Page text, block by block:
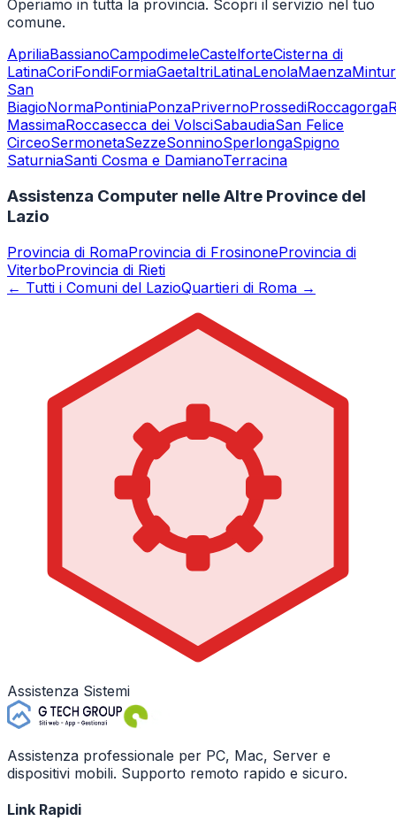
Operiamo in tutta la provincia. Scopri il servizio nel tuo
comune.
ApriliaBassianoCampodimeleCastelforteCisterna di
LatinaCoriFondiFormiaGaetaItriLatinaLenolaMaenza
San
BiagioNormaPontiniaPonzaPrivernoProssediRoccagorga
MassimaRoccasecca dei VolsciSabaudiaSan Felice
CirceoSermonetaSezzeSonninoSperlongaSpigno
SaturniaSanti Cosma e DamianoTerracina
Assistenza Computer nelle Altre Province del
Lazio
Provincia di RomaProvincia di FrosinoneProvincia di
ViterboProvincia di Rieti
← Tutti i Comuni del LazioQuartieri di Roma →
Assistenza Sistemi
Assistenza professionale per PC, Mac, Server e
dispositivi mobili. Supporto remoto rapido e sicuro.
Link Rapidi